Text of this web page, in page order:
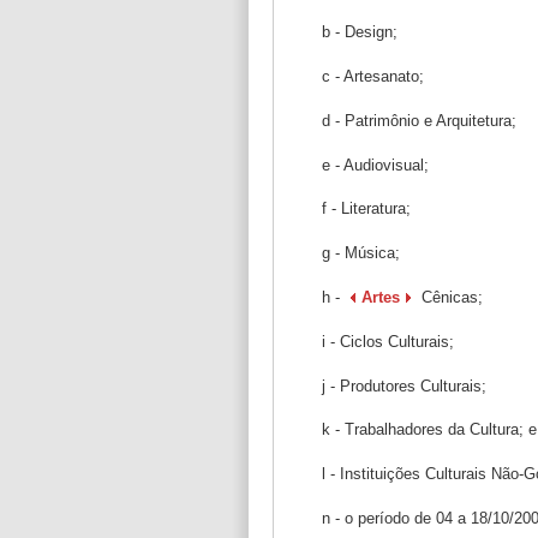
b - Design;
c - Artesanato;
d - Patrimônio e Arquitetura;
e - Audiovisual;
f - Literatura;
g - Música;
h - Artes Cênicas;
i - Ciclos Culturais;
j - Produtores Culturais;
k - Trabalhadores da Cultura; e
l - Instituições Culturais Não-
n - o período de 04 a 18/10/